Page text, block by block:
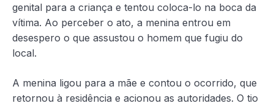
genital para a criança e tentou coloca-lo na boca da
vítima. Ao perceber o ato, a menina entrou em
desespero o que assustou o homem que fugiu do
local.
A menina ligou para a mãe e contou o ocorrido, que
retornou à residência e acionou as autoridades. O tio